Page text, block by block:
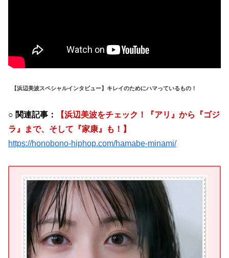
【浜辺美波スペシャルインタビュー】キレイのためにハマっているもの！
○ 関連記事： 【浜辺美波をチェック！『アリ』から『ゴジ
ラ』まで、そして『家康』も！ 】
https://honobono-hiphop.com/hamabe-minami/